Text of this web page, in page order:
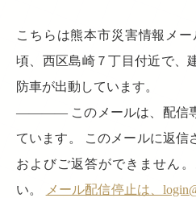
こちらは熊本市災害情報メー
頃、西区島崎７丁目付近で、
防車が出動しています。
———— このメールは、配信
ています。 このメールに返信
およびご返答ができません
い。
メール配信停止は、